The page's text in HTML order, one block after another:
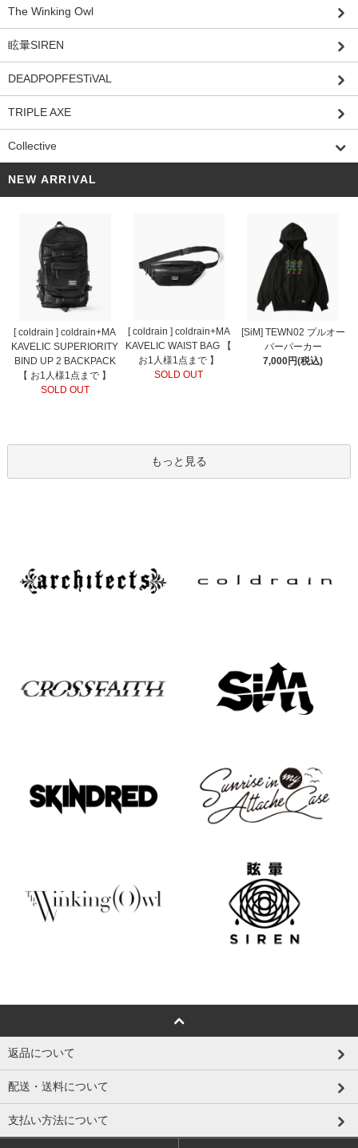
The Winking Owl
眩暈SIREN
DEADPOPFESTiVAL
TRIPLE AXE
Collective
NEW ARRIVAL
[ coldrain ] coldrain+MA
KAVELIC SUPERIORITY
BIND UP 2 BACKPACK
【 お1人様1点まで 】
SOLD OUT
[ coldrain ] coldrain+MA
KAVELIC WAIST BAG 【
お1人様1点まで 】
SOLD OUT
[SiM] TEWN02 プルオー
バーパーカー
7,000円(税込)
もっと見る
返品について
配送・送料について
支払い方法について